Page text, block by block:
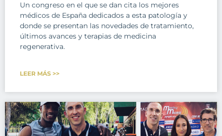
Un congreso en el que se dan cita los mejores
médicos de España dedicados a esta patología y
donde se presentan las novedades de tratamiento,
últimos avances y terapias de medicina
regenerativa.
LEER MÁS >>